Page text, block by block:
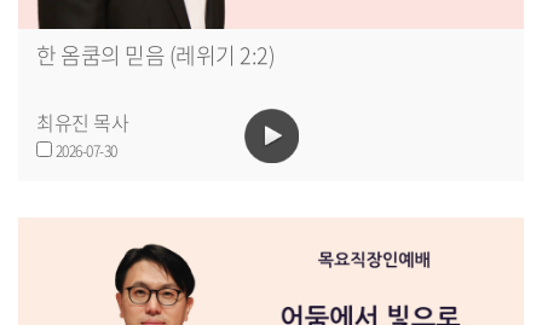
한 옴쿰의 믿음 (레위기 2:2)
최유진 목사
2026-07-30